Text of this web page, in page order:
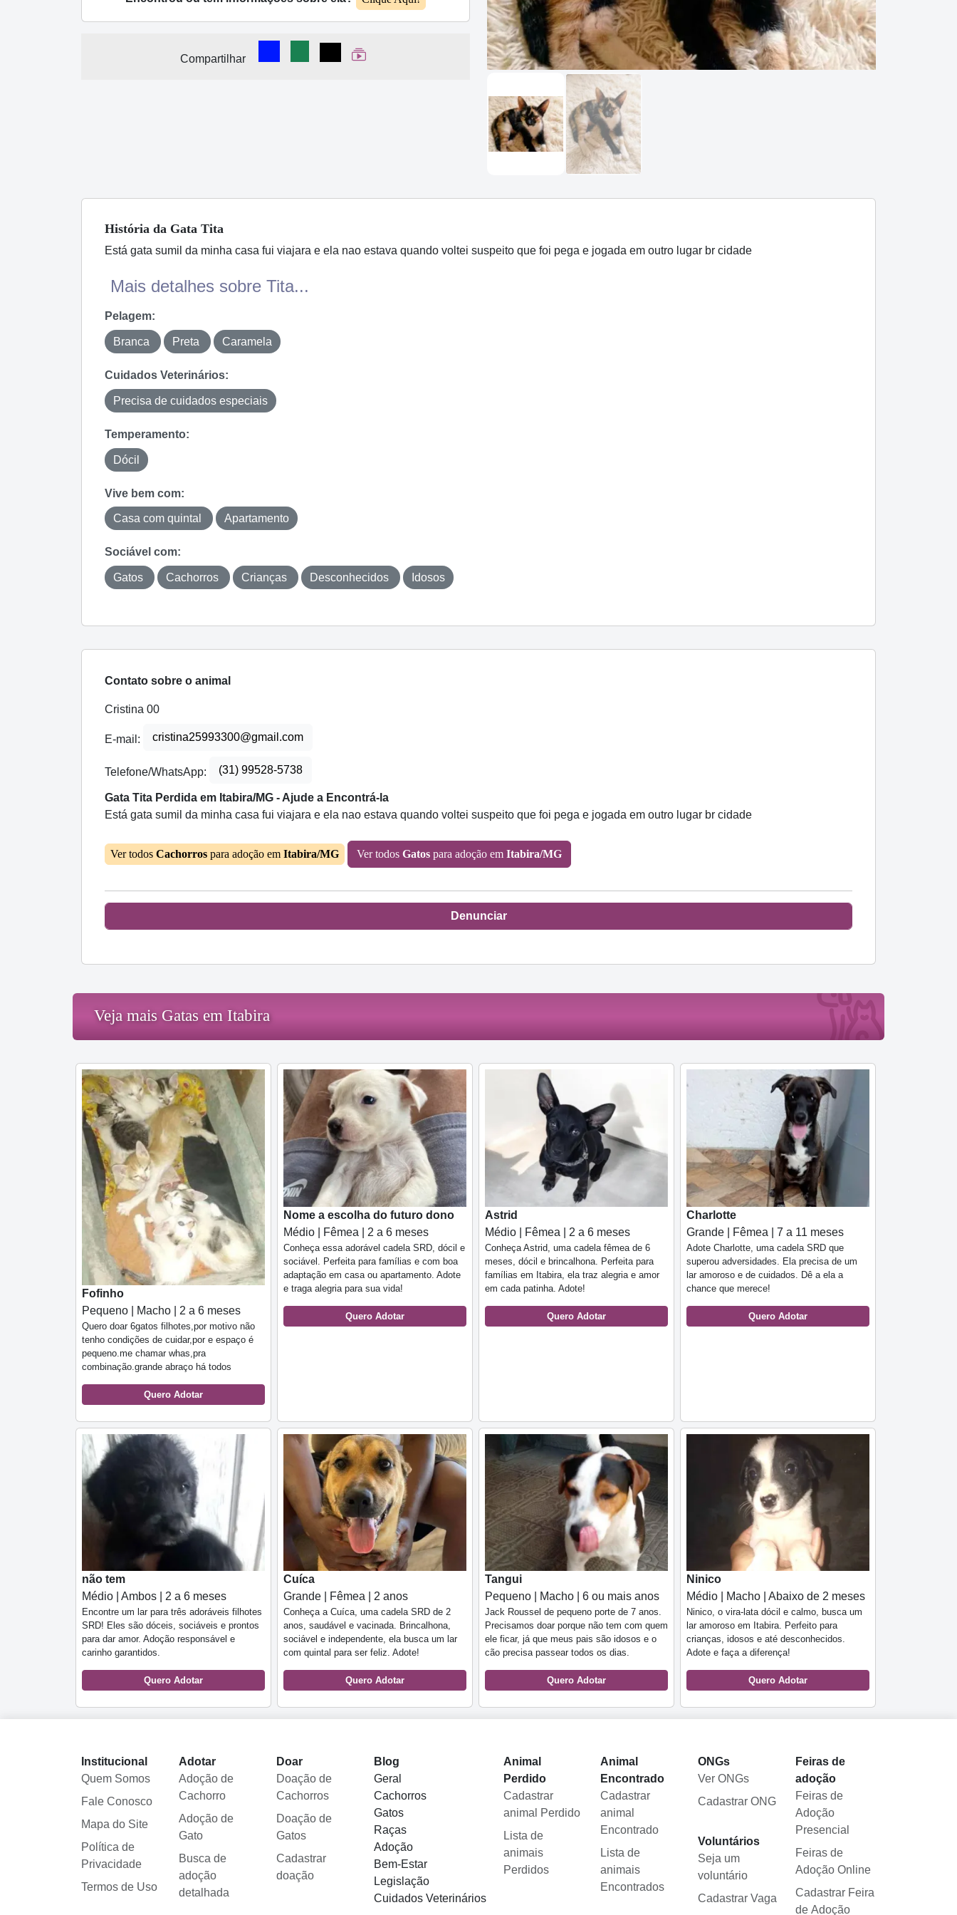
Compartilhar
Compartilhar no Facebook
Compartilhar no WhatsApp
Compartilhar
Ver Web Story
História da Gata Tita
Está gata sumil da minha casa fui viajara e ela nao estava quando voltei suspeito que foi pega e jogada em outro lugar br cidade
Mais detalhes sobre Tita...
Pelagem:
Branca Preta Caramela
Cuidados Veterinários:
Precisa de cuidados especiais
Temperamento:
Dócil
Vive bem com:
Casa com quintal Apartamento
Sociável com:
Gatos Cachorros Crianças Desconhecidos Idosos
Contato sobre o animal
Cristina 00
E-mail: cristina25993300@gmail.com
Telefone/WhatsApp: (31) 99528-5738
Gata Tita Perdida em Itabira/MG - Ajude a Encontrá-la
Está gata sumil da minha casa fui viajara e ela nao estava quando voltei suspeito que foi pega e jogada em outro lugar br cidade
Ver todos Cachorros para adoção em Itabira/MG Ver todos Gatos para adoção em Itabira/MG
Denunciar
Veja mais Gatas em Itabira
Fofinho
Pequeno | Macho | 2 a 6 meses
Quero doar 6gatos filhotes,por motivo não
tenho condições de cuidar,por e espaço é
pequeno.me chamar whas,pra
combinação.grande abraço há todos
Quero Adotar
Nome a escolha do futuro dono
Médio | Fêmea | 2 a 6 meses
Conheça essa adorável cadela SRD, dócil e
sociável. Perfeita para famílias e com boa
adaptação em casa ou apartamento. Adote
e traga alegria para sua vida!
Quero Adotar
Astrid
Médio | Fêmea | 2 a 6 meses
Conheça Astrid, uma cadela fêmea de 6
meses, dócil e brincalhona. Perfeita para
famílias em Itabira, ela traz alegria e amor
em cada patinha. Adote!
Quero Adotar
Charlotte
Grande | Fêmea | 7 a 11 meses
Adote Charlotte, uma cadela SRD que
superou adversidades. Ela precisa de um
lar amoroso e de cuidados. Dê a ela a
chance que merece!
Quero Adotar
não tem
Médio | Ambos | 2 a 6 meses
Encontre um lar para três adoráveis filhotes
SRD! Eles são dóceis, sociáveis e prontos
para dar amor. Adoção responsável e
carinho garantidos.
Quero Adotar
Cuíca
Grande | Fêmea | 2 anos
Conheça a Cuíca, uma cadela SRD de 2
anos, saudável e vacinada. Brincalhona,
sociável e independente, ela busca um lar
com quintal para ser feliz. Adote!
Quero Adotar
Tangui
Pequeno | Macho | 6 ou mais anos
Jack Roussel de pequeno porte de 7 anos.
Precisamos doar porque não tem com quem
ele ficar, já que meus pais são idosos e o
cão precisa passear todos os dias.
Quero Adotar
Ninico
Médio | Macho | Abaixo de 2 meses
Ninico, o vira-lata dócil e calmo, busca um
lar amoroso em Itabira. Perfeito para
crianças, idosos e até desconhecidos.
Adote e faça a diferença!
Quero Adotar
Institucional
Quem Somos
Fale Conosco
Mapa do Site
Política de
Privacidade
Termos de Uso
Adotar
Adoção de
Cachorro
Adoção de
Gato
Busca de
adoção
detalhada
Doar
Doação de
Cachorros
Doação de
Gatos
Cadastrar
doação
Blog
Geral
Cachorros
Gatos
Raças
Adoção
Bem-Estar
Legislação
Cuidados Veterinários
Animal
Perdido
Cadastrar
animal Perdido
Lista de
animais
Perdidos
Animal
Encontrado
Cadastrar
animal
Encontrado
Lista de
animais
Encontrados
ONGs
Ver ONGs
Cadastrar ONG
Voluntários
Seja um
voluntário
Cadastrar Vaga
Feiras de
adoção
Feiras de
Adoção
Presencial
Feiras de
Adoção Online
Cadastrar Feira
de Adoção